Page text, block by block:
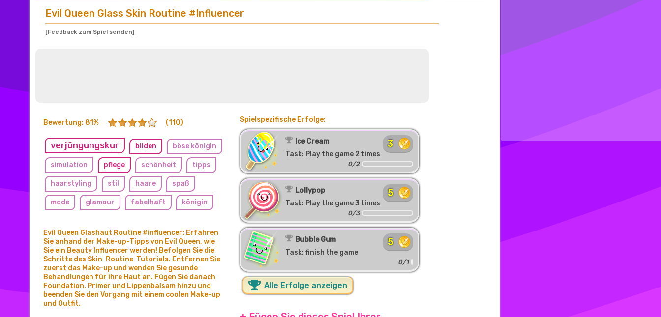
Evil Queen Glass Skin Routine #Influencer
[Feedback zum Spiel senden]
Bewertung: 81% (110)
verjüngungskur bilden böse königin
simulation pflege schönheit tipps
haarstyling stil haare spaß
mode glamour fabelhaft königin
Evil Queen Glashaut Routine #influencer: Erfahren
Sie anhand der Make-up-Tipps von Evil Queen, wie
Sie ein Beauty Influencer werden! Befolgen Sie die
Schritte des Skin-Routine-Tutorials. Entfernen Sie
zuerst das Make-up und wenden Sie gesunde
Behandlungen für ihre Haut an. Fügen Sie danach
Foundation, Primer und Lippenbalsam hinzu und
beenden Sie den Vorgang mit einem coolen Make-up
und Outfit.
Spielspezifische Erfolge:
Ice Cream
Task: Play the game 2 times
3
0/2
Lollypop
Task: Play the game 3 times
5
0/3
Bubble Gum
Task: finish the game
5
0/1
Alle Erfolge anzeigen